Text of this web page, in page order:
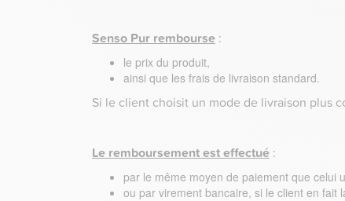
Senso Pur rembourse :
le prix du produit,
ainsi que les frais de livraison standard.
Si le client choisit un mode de livraison plus
Le remboursement est effectué :
par le même moyen de paiement que celui
ou par virement bancaire, si le client en fait